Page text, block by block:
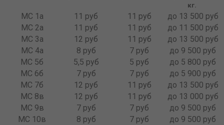
кг.
МС 1а 11 руб 11 руб
до 13 500 руб
МС 2а
11 руб 11 руб
до 11 500 руб
МС 3а
12 руб 11 руб
до 13 500 руб
МС 4а
8 руб 7 руб
до 9 500 руб
МС 5б
5,5 руб 5 руб
до 5 800 руб
МС 6б
7 руб 7 руб
до 5 900 руб
МС 7б
12 руб 11 руб
до 13 500 руб
МС 8в
12 руб 11 руб
до 13 000 руб
МС 9в
7 руб 7 руб
до 9 500 руб
МС 10в
8 руб 7 руб
до 9 500 руб